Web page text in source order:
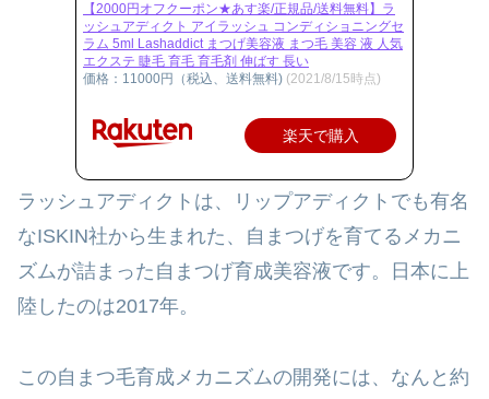
【2000円オフクーポン★あす楽/正規品/送料無料】ラ
ッシュアディクト アイラッシュ コンディショニングセ
ラム 5ml Lashaddict まつげ美容液 まつ毛 美容 液 人気
エクステ 睫毛 育毛 育毛剤 伸ばす 長い
価格：11000円（税込、送料無料) (2021/8/15時点)
楽天で購入
ラッシュアディクトは、リップアディクトでも有名
なISKIN社から生まれた、自まつげを育てるメカニ
ズムが詰まった自まつげ育成美容液です。
日本に上
陸したのは2017年。
この自まつ毛育成メカニズムの開発には、なんと 約